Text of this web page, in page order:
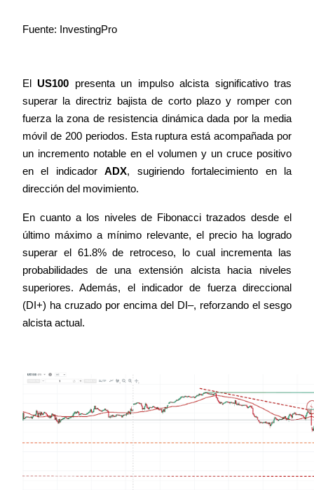
Fuente: InvestingPro
El US100 presenta un impulso alcista significativo tras
superar la directriz bajista de corto plazo y romper con
fuerza la zona de resistencia dinámica dada por la media
móvil de 200 periodos. Esta ruptura está acompañada por
un incremento notable en el volumen y un cruce positivo
en el indicador ADX, sugiriendo fortalecimiento en la
dirección del movimiento.
En cuanto a los niveles de Fibonacci trazados desde el
último máximo a mínimo relevante, el precio ha logrado
superar el 61.8% de retroceso, lo cual incrementa las
probabilidades de una extensión alcista hacia niveles
superiores. Además, el indicador de fuerza direccional
(DI+) ha cruzado por encima del DI–, reforzando el sesgo
alcista actual.